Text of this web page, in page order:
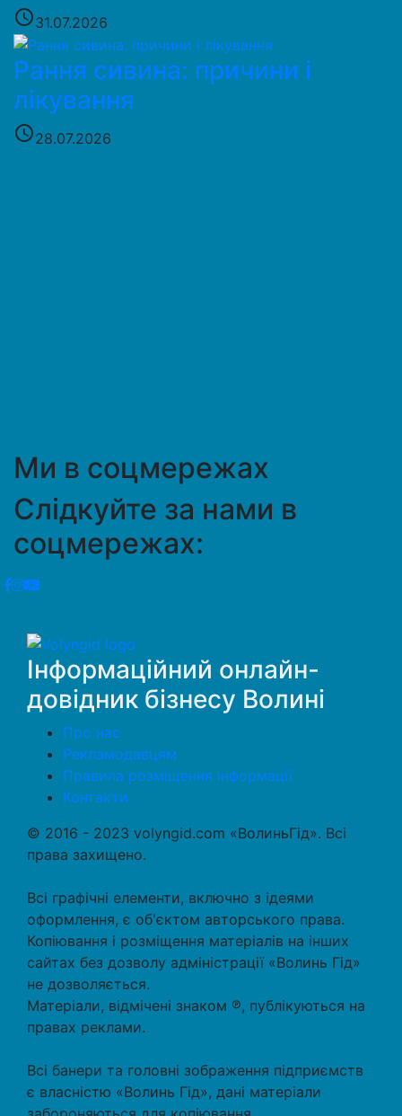
access_time31.07.2026
Рання сивина: причини і
лікування
access_time28.07.2026
Ми в соцмережах
Слідкуйте за нами в
соцмережах:
Інформаційний онлайн-
довідник бізнесу Волині
Про нас
Рекламодавцям
Правила розміщення інформації
Контакти
© 2016 - 2023 volyngid.com «ВолиньГід». Всі
права захищено.
Всі графічні елементи, включно з ідеями
оформлення, є об'єктом авторського права.
Копіювання і розміщення матеріалів на інших
сайтах без дозволу адміністрації «Волинь Гід»
не дозволяється.
Матеріали, відмічені знаком ℗, публікуються на
правах реклами.
Всі банери та головні зображення підприємств
є власністю «Волинь Гід», дані матеріали